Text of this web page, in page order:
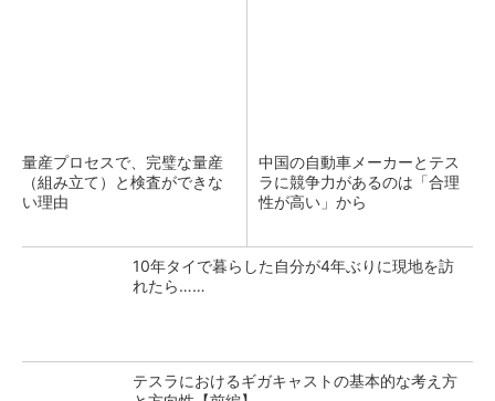
量産プロセスで、完璧な量産
（組み立て）と検査ができな
い理由
中国の自動車メーカーとテス
ラに競争力があるのは「合理
性が高い」から
10年タイで暮らした自分が4年ぶりに現地を訪
れたら……
テスラにおけるギガキャストの基本的な考え方